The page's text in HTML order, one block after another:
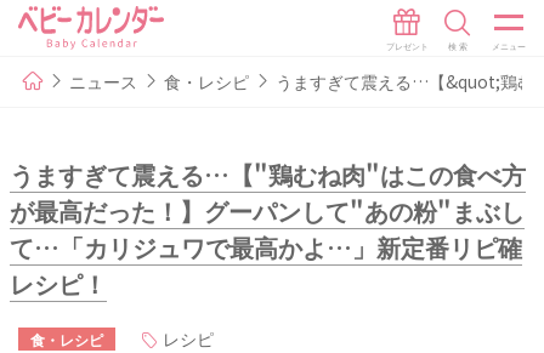
ニュース 食・レシピ うますぎて震える…【&quot;鶏む
うますぎて震える…【"鶏むね肉"はこの食べ方
が最高だった！】グーパンして"あの粉"まぶし
て…「カリジュワで最高かよ…」新定番リピ確
レシピ！
食・レシピ レシピ